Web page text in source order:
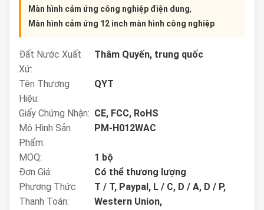
Màn hình cảm ứng công nghiệp điện dung,
Màn hình cảm ứng 12 inch màn hình công nghiệp
Đất Nước Xuất
Xứ:
Thâm Quyến, trung quốc
Tên Thương
Hiệu:
QYT
Giấy Chứng Nhận: CE, FCC, RoHS
Mô Hình Sản
Phẩm:
PM-H012WAC
MOQ:
1 bộ
Đơn Giá:
Có thể thương lượng
Phương Thức
Thanh Toán:
T / T, Paypal, L / C, D / A, D / P,
Western Union,